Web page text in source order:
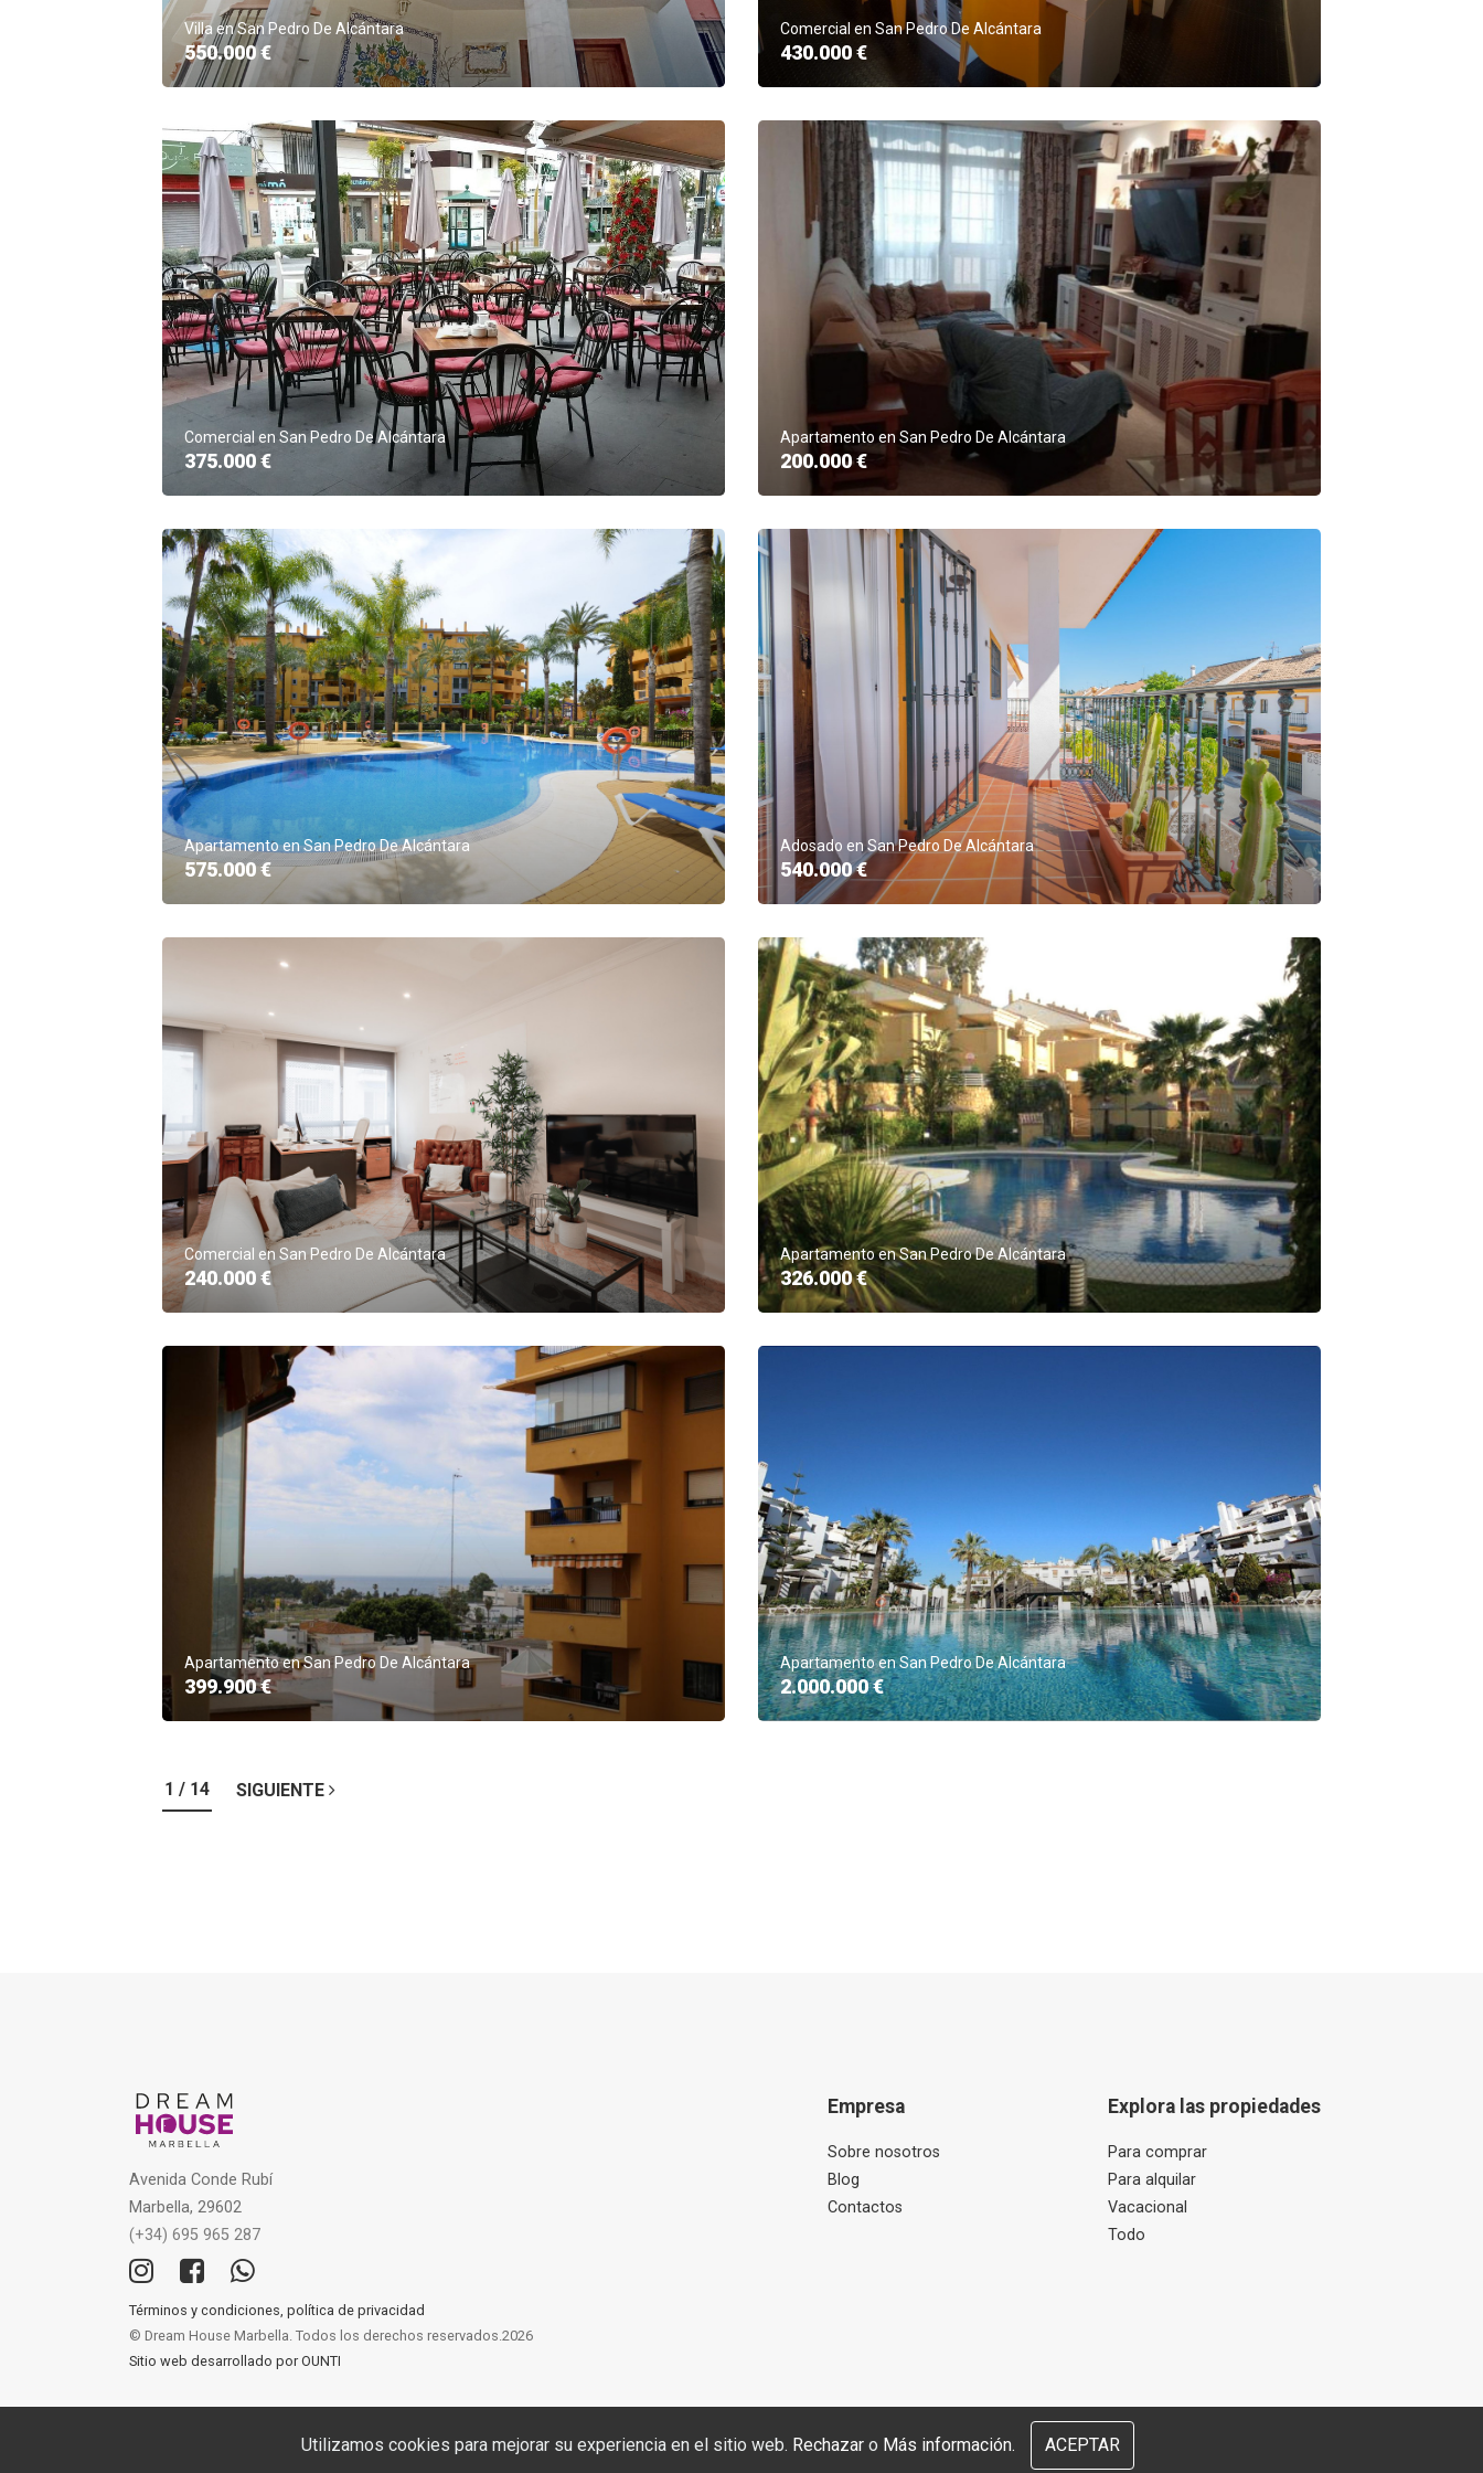
Villa en San Pedro De Alcántara
550.000 €
Comercial en San Pedro De Alcántara
430.000 €
Comercial en San Pedro De Alcántara
375.000 €
Apartamento en San Pedro De Alcántara
200.000 €
Apartamento en San Pedro De Alcántara
575.000 €
Adosado en San Pedro De Alcántara
540.000 €
Comercial en San Pedro De Alcántara
240.000 €
Apartamento en San Pedro De Alcántara
326.000 €
Apartamento en San Pedro De Alcántara
399.900 €
Apartamento en San Pedro De Alcántara
2.000.000 €
1 / 14 SIGUIENTE
Utilizamos cookies para mejorar su experiencia en el sitio web. Rechazaro Más información. ACEPTAR
Avenida Conde Rubí
Marbella, 29602
(+34) 695 965 287
Empresa
Sobre nosotros
Blog
Contactos
Explora las propiedades
Para comprar
Para alquilar
Vacacional
Todo
Términos y condiciones, política de privacidad
© Dream House Marbella. Todos los derechos reservados.2026
Sitio web desarrollado por OUNTI